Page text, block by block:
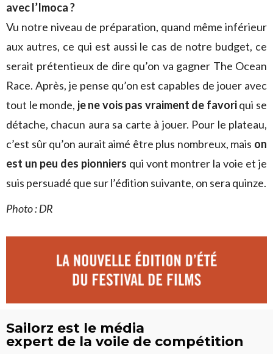
avec l’Imoca ?
Vu notre niveau de préparation, quand même inférieur
aux autres, ce qui est aussi le cas de notre budget, ce
serait prétentieux de dire qu’on va gagner The Ocean
Race. Après, je pense qu’on est capables de jouer avec
tout le monde, je ne vois pas vraiment de favoriqui se
détache, chacun aura sa carte à jouer. Pour le plateau,
c’est sûr qu’on aurait aimé être plus nombreux, mais on
est un peu des pionniers qui vont montrer la voie et je
suis persuadé que sur l’édition suivante, on sera quinze.
Photo : DR
Sailorz est le média
expert de la voile de compétition